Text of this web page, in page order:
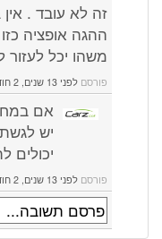
זה לא עובד .
משהו יכל לעזור
פורסם לפני 13 שנים, 2 חודשים
אם
יש
יכולים
פורסם לפני 13 שנים, 2 חודשים